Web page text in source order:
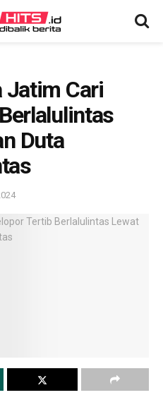
Jatim Cari
Duta